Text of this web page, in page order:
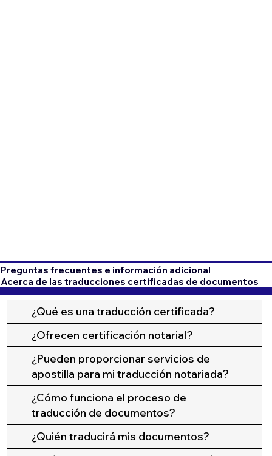
Preguntas frecuentes e información adicional
Acerca de las traducciones certificadas de documentos
¿Qué es una traducción certificada?
¿Ofrecen certificación notarial?
¿Pueden proporcionar servicios de
apostilla para mi traducción notariada?
¿Cómo funciona el proceso de
traducción de documentos?
¿Quién traducirá mis documentos?